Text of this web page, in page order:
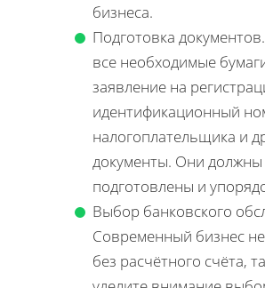
бизнеса.
Подготовка
все необходимые
заявление на
идентификационный
налогоплательщика и
документы. Они
подготовлены и
Выбор банковского
Современный бизнес
без расчётного счёта,